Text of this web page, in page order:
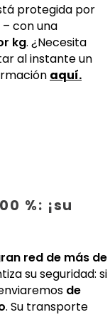
protegida por
– con una
kg. ¿Necesita
al instante un
aquí.
%: ¡su
red de más de
su seguridad: si
de
. Su transporte